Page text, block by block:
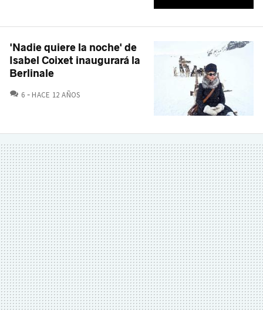
'Nadie quiere la noche' de
Isabel Coixet inaugurará la
Berlinale
6 COMENTARIOS
HACE 12 AÑOS